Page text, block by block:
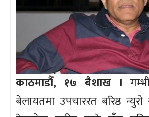
काठमाडौँ, १७ बैशाख ।
बेलायतमा उपचाररत बरिष्ठ न्युरो